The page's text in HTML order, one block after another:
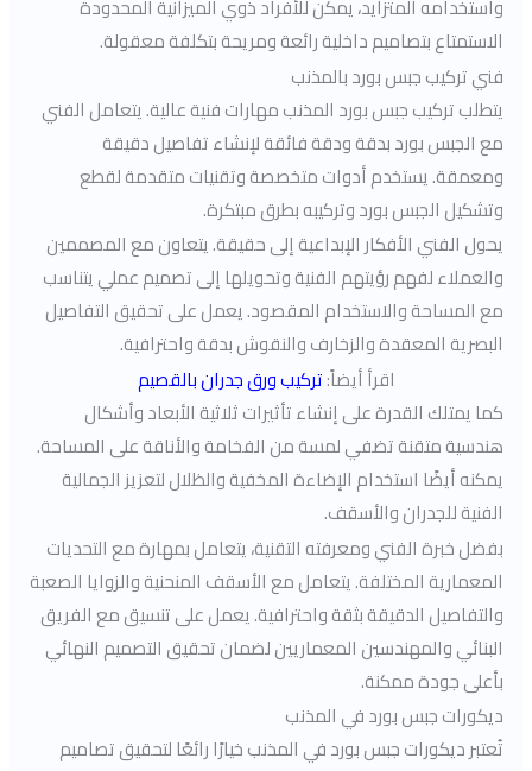
واستخدامه المتزايد، يمكن للأفراد ذوي الميزانية المحدودة
الاستمتاع بتصاميم داخلية رائعة ومريحة بتكلفة معقولة.
فني تركيب جبس بورد بالمذنب
يتطلب تركيب جبس بورد المذنب مهارات فنية عالية. يتعامل الفني
مع الجبس بورد بدقة ودقة فائقة لإنشاء تفاصيل دقيقة
ومعمقة. يستخدم أدوات متخصصة وتقنيات متقدمة لقطع
وتشكيل الجبس بورد وتركيبه بطرق مبتكرة.
يحول الفني الأفكار الإبداعية إلى حقيقة. يتعاون مع المصممين
والعملاء لفهم رؤيتهم الفنية وتحويلها إلى تصميم عملي يتناسب
مع المساحة والاستخدام المقصود. يعمل على تحقيق التفاصيل
البصرية المعقدة والزخارف والنقوش بدقة واحترافية.
اقرأ أيضاً:تركيب ورق جدران بالقصيم
كما يمتلك القدرة على إنشاء تأثيرات ثلاثية الأبعاد وأشكال
هندسية متقنة تضفي لمسة من الفخامة والأناقة على المساحة.
يمكنه أيضًا استخدام الإضاءة المخفية والظلال لتعزيز الجمالية
الفنية للجدران والأسقف.
بفضل خبرة الفني ومعرفته التقنية، يتعامل بمهارة مع التحديات
المعمارية المختلفة. يتعامل مع الأسقف المنحنية والزوايا الصعبة
والتفاصيل الدقيقة بثقة واحترافية. يعمل على تنسيق مع الفريق
البنائي والمهندسين المعماريين لضمان تحقيق التصميم النهائي
بأعلى جودة ممكنة.
ديكورات جبس بورد في المذنب
تُعتبر ديكورات جبس بورد في المذنب خيارًا رائعًا لتحقيق تصاميم